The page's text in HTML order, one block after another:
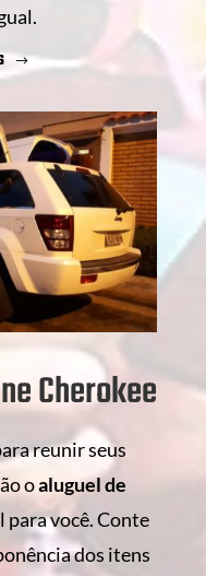
Cherokee
reunir seus
oaluguel de
para você. Conte
dos itens